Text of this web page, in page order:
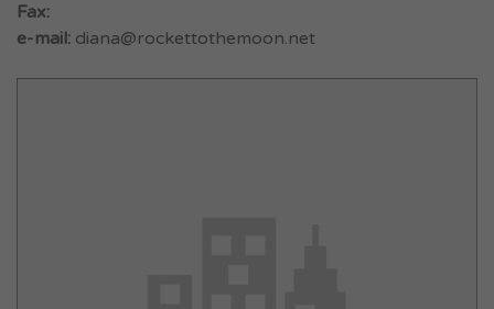
Fax:
e-mail: diana@rockettothemoon.net